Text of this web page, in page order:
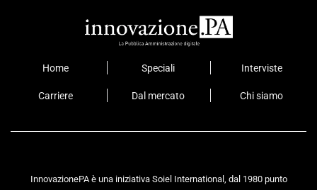
Home Speciali Interviste
Carriere Dal mercato Chi siamo
InnovazionePA è una iniziativa Soiel International, dal 1980 punto